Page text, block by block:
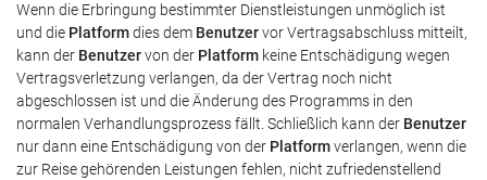
Wenn die Erbringung bestimmter Dienstleistungen unmöglich ist
und die Platformdies dem Benutzervor Vertragsabschluss mitteilt,
kann der Benutzervon der Platform keine Entschädigung wegen
Vertragsverletzung verlangen, da der Vertrag noch nicht
abgeschlossen ist und die Änderung des Programms in den
normalen Verhandlungsprozess fällt. Schließlich kann der Benutzer
nur dann eine Entschädigung von der Platformverlangen, wenn die
zur Reise gehörenden Leistungen fehlen, nicht zufriedenstellend